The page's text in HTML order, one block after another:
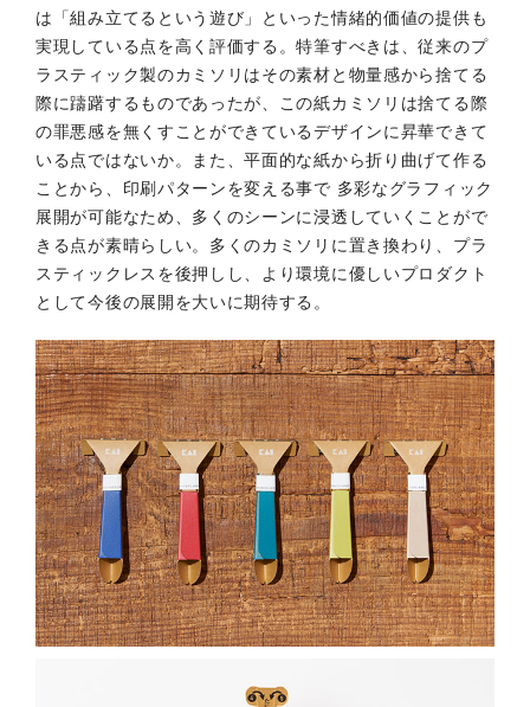
は「組み立てるという遊び」といった情緒的価値の提供も
実現している点を高く評価する。特筆すべきは、従来のプ
ラスティック製のカミソリはその素材と物量感から捨てる
際に躊躇するものであったが、この紙カミソリは捨てる際
の罪悪感を無くすことができているデザインに昇華できて
いる点ではないか。また、平面的な紙から折り曲げて作る
ことから、印刷パターンを変える事で 多彩なグラフィック
展開が可能なため、多くのシーンに浸透していくことがで
きる点が素晴らしい。多くのカミソリに置き換わり、プラ
スティックレスを後押しし、より環境に優しいプロダクト
として今後の展開を大いに期待する。